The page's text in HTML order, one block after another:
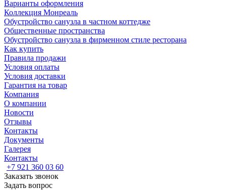
Варианты оформления
Коллекция Монреаль
Обустройство санузла в частном коттедже
Общественные пространства
Обустройство санузла в фирменном стиле ресторана
Как купить
Правила продажи
Условия оплаты
Условия доставки
Гарантия на товар
Компания
О компании
Новости
Отзывы
Контакты
Документы
Галерея
Контакты
+7 921 360 03 60
Заказать звонок
Задать вопрос